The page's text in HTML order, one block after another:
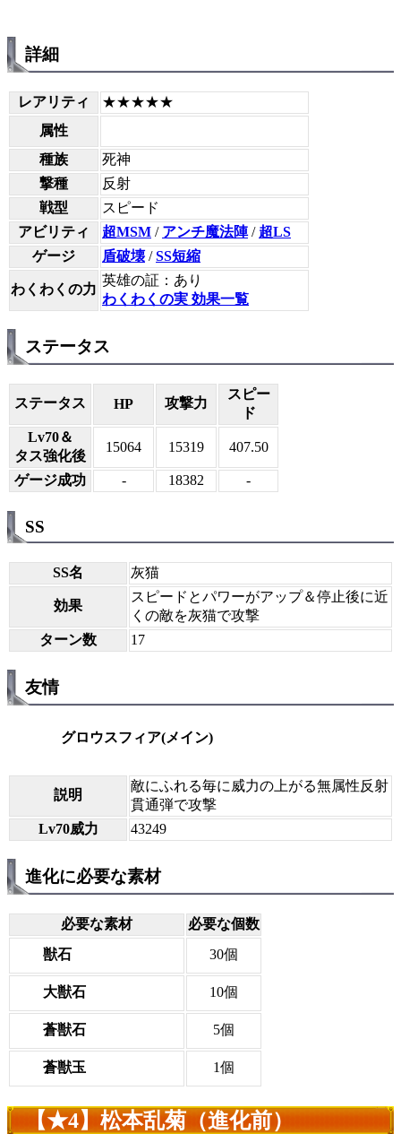
詳細
レアリティ
★★★★★
属性
種族
死神
撃種
反射
戦型
スピード
アビリティ
超MSM / アンチ魔法陣/ 超LS
ゲージ
盾破壊/SS短縮
わくわくの力
英雄の証：あり
わくわくの実 効果一覧
ステータス
ステータス HP 攻撃力
スピー
ド
Lv70＆
タス強化後
15064 15319 407.50
ゲージ成功 - 18382 -
SS
SS名 灰猫
効果
スピードとパワーがアップ＆停止後に近
くの敵を灰猫で攻撃
ターン数
17
友情
グロウスフィア(メイン)
説明
敵にふれる毎に威力の上がる無属性反射
貫通弾で攻撃
Lv70威力
43249
進化に必要な素材
必要な素材
必要な個数
獣石
30個
大獣石 10個
蒼獣石 5個
蒼獣玉 1個
【★4】松本乱菊（進化前）